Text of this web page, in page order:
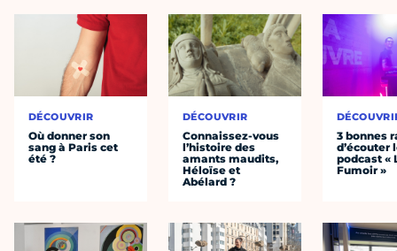
DÉCOUVRIR
Où donner son
sang à Paris cet
été ?
DÉCOUVRIR
Connaissez-vous
l’histoire des
amants maudits,
Héloïse et
Abélard ?
3 bonnes
d’écouter
podcast «
Fumoir »